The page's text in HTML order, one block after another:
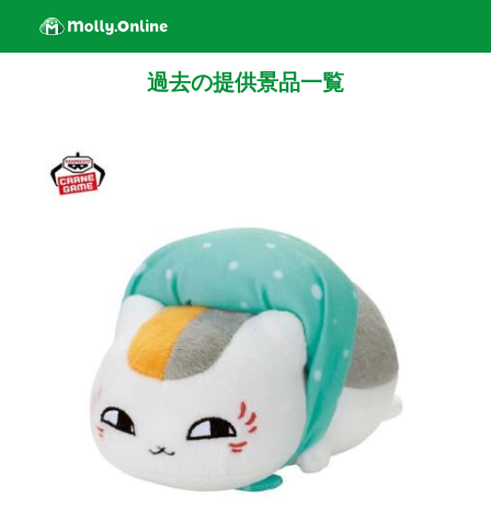
過去の提供景品一覧